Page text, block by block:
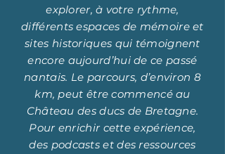
explorer, à votre rythme,
différents espaces de mémoire et
sites historiques qui témoignent
encore aujourd’hui de ce passé
nantais. Le parcours, d’environ 8
km, peut être commencé au
Château des ducs de Bretagne.
Pour enrichir cette expérience,
des podcasts et des ressources